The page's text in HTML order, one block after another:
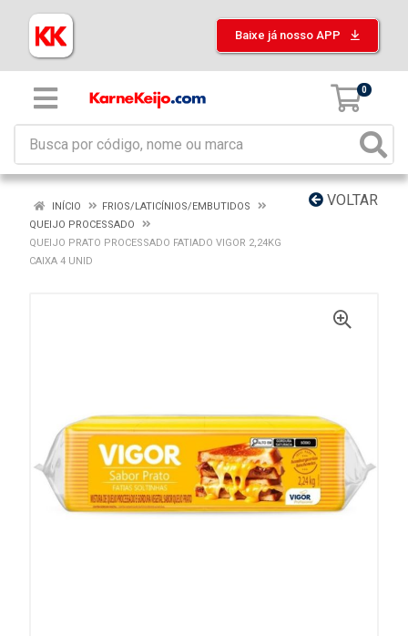
Baixe já nosso APP
0
VOLTAR
INÍCIO
FRIOS/LATICÍNIOS/EMBUTIDOS
QUEIJO PROCESSADO
QUEIJO PRATO PROCESSADO FATIADO VIGOR 2,24KG
CAIXA 4 UNID